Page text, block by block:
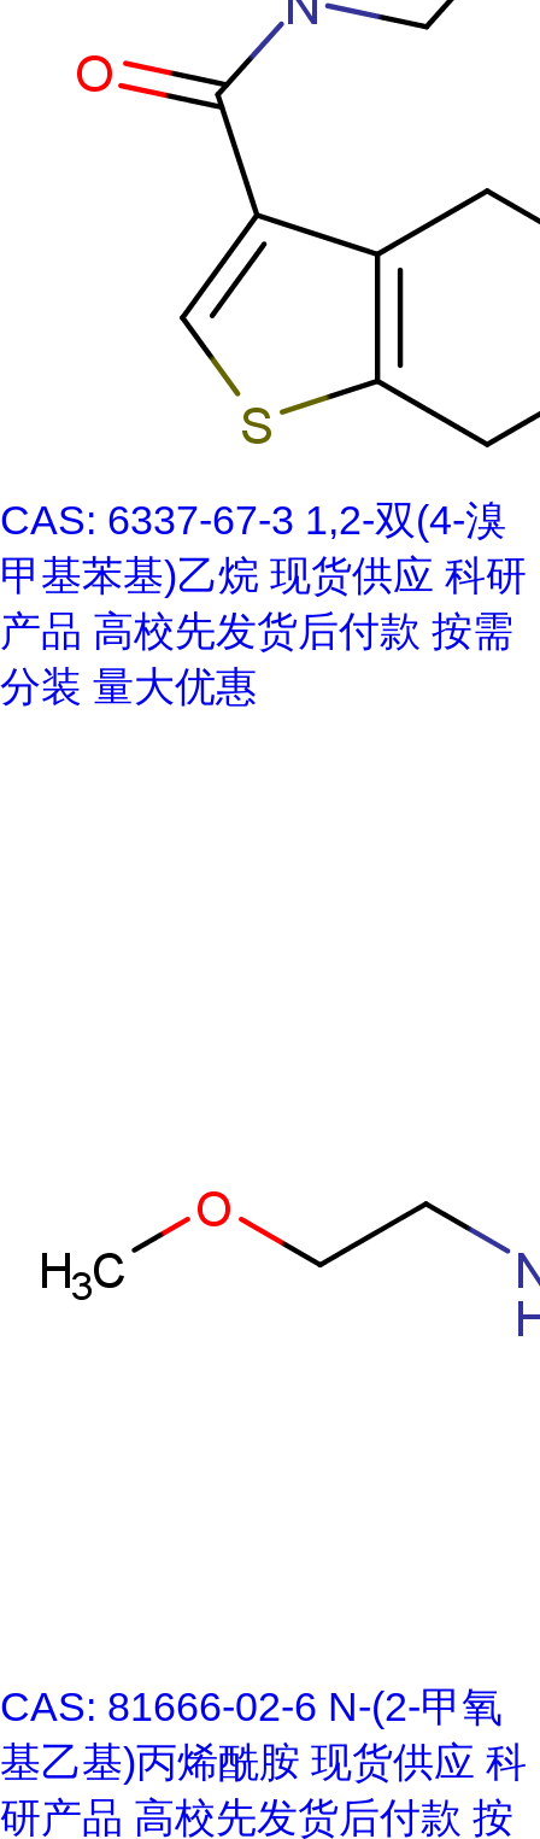
CAS: 6337-67-3 1,2-双(4-溴
甲基苯基)乙烷 现货供应 科研
产品 高校先发货后付款 按需
分装 量大优惠
CAS: 81666-02-6 N-(2-甲氧
基乙基)丙烯酰胺 现货供应 科
研产品 高校先发货后付款 按